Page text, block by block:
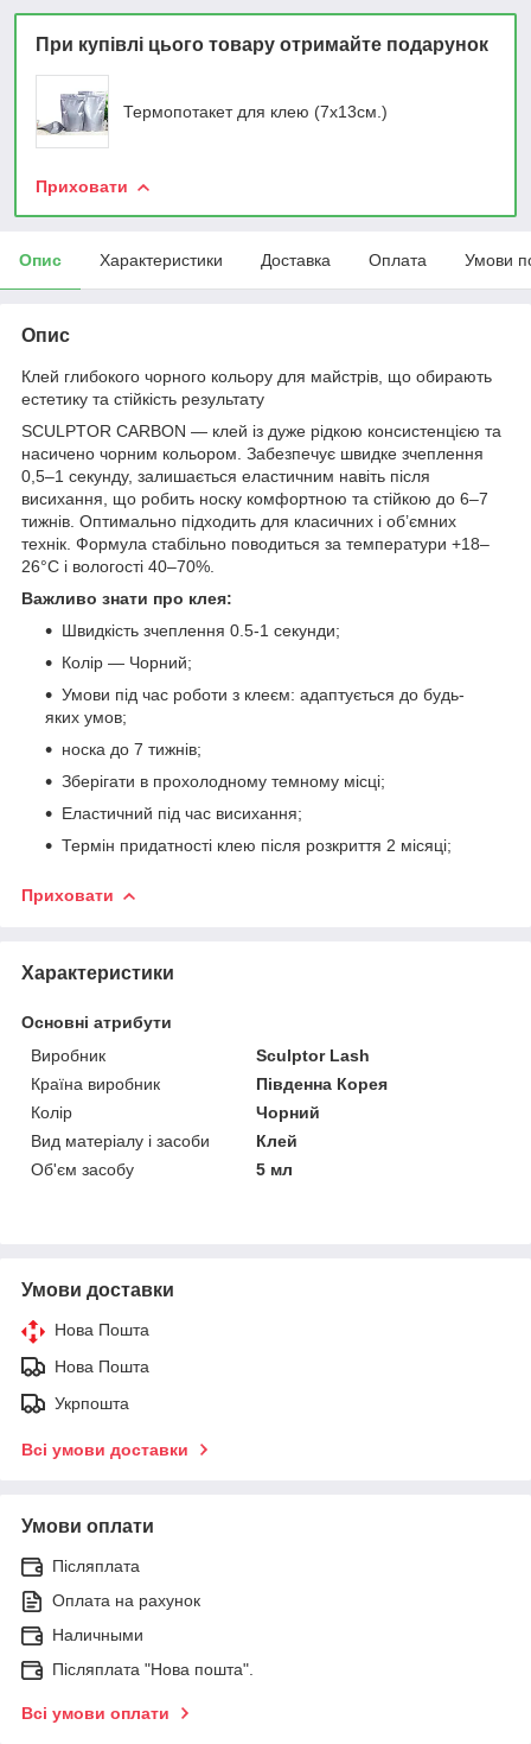
При купівлі цього товару отримайте подарунок
Термопотакет для клею (7х13см.)
Приховати
Опис Характеристики Доставка Оплата Умови
Опис
Клей глибокого чорного кольору для майстрів, що обирають
естетику та стійкість результату
SCULPTOR CARBON — клей із дуже рідкою консистенцією та
насичено чорним кольором. Забезпечує швидке зчеплення
0,5–1 секунду, залишається еластичним навіть після
висихання, що робить носку комфортною та стійкою до 6–7
тижнів. Оптимально підходить для класичних і об’ємних
технік. Формула стабільно поводиться за температури +18–
26°C і вологості 40–70%.
Важливо знати про клея:
Швидкість зчеплення 0.5-1 секунди;
Колір — Чорний;
Умови під час роботи з клеєм: адаптується до будь-
яких умов;
носка до 7 тижнів;
Зберігати в прохолодному темному місці;
Еластичний під час висихання;
Термін придатності клею після розкриття 2 місяці;
Приховати
Характеристики
Основні атрибути
Виробник
Sculptor Lash
Країна виробник
Південна Корея
Колір
Чорний
Вид матеріалу і засоби
Клей
Об'єм засобу
5 мл
Умови доставки
Нова Пошта
Нова Пошта
Укрпошта
Всі умови доставки
Умови оплати
Післяплата
Оплата на рахунок
Наличными
Післяплата "Нова пошта".
Всі умови оплати